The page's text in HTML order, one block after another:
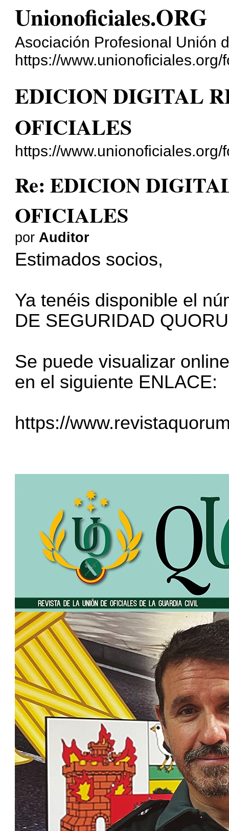
Unionoficiales.ORG
Asociación Profesional Unión
https://www.unionoficiales.org/
EDICION DIGITAL
OFICIALES
https://
Re: EDICION
OFICIALES
por Auditor
Estimados socios,
Ya tenéis disponible el
DE SEGURIDAD
Se puede visualizar
en el siguiente ENLACE:
https://